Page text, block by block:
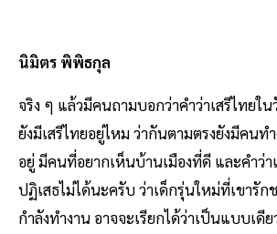
นิมิตร พิพิธกุล
จริง ๆ แล้วมีคนถามบอกว่าคำว่าเสรีไทยใ
ยังมีเสรีไทยอยู่ไหม ว่ากันตามตรงยังมีคน
อยู่ มีคนที่อยากเห็นบ้านเมืองที่ดี และคำว่า
ปฏิเสธไม่ได้นะครับ ว่าเด็กรุ่นใหม่ที่เขารัก
กำลังทำงาน อาจจะเรียกได้ว่าเป็นแบบเดี